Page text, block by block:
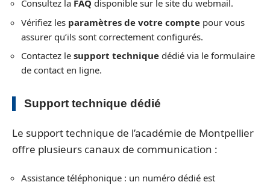
Consultez la FAQ disponible sur le site du webmail.
Vérifiez les paramètres de votre compte pour vous
assurer qu’ils sont correctement configurés.
Contactez le support technique dédié via le formulaire
de contact en ligne.
Support technique dédié
Le support technique de l’académie de Montpellier
offre plusieurs canaux de communication :
Assistance téléphonique : un numéro dédié est